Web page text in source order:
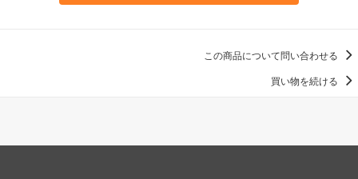
この商品について問い合わせる
買い物を続ける